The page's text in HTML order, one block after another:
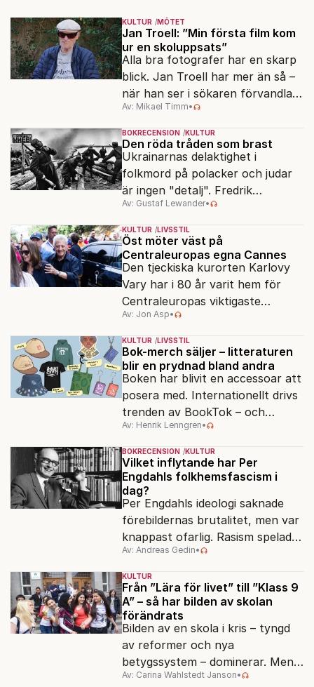
KULTUR MÖTET
Jan Troell: ”Min första film kom
ur en skoluppsats”
Alla bra fotografer har en skarp
blick. Jan Troell har mer än så –
när han ser i sökaren förvandlas
vardagen till underverk. Fyllda 95
gör han en ny film.
Av: Mikael Timm•
BOKRECENSION KULTUR
Den röda tråden som brast
Ukrainarnas delaktighet i
folkmord på polacker och judar
är ingen "detalj". Fredrik
Segerfeldts iver att skildra den
ryska imperialismen leder till en
förenklad bild av historien.
Av: Gustaf Lewander•
KULTUR LIVSSTIL
Öst möter väst på
Centraleuropas egna Cannes
Den tjeckiska kurorten Karlovy
Vary har i 80 år varit hem för
Centraleuropas viktigaste
filmfestival – en plats där
Hollywoodglans möter
egensinnighet.
Av: Jon Asp•
KULTUR LIVSSTIL
Bok-merch säljer – litteraturen
blir en prydnad bland andra
Boken har blivit en accessoar att
posera med. Internationellt drivs
trenden av BookTok – och
förlagen följer efter.
Av: Henrik Lenngren•
BOKRECENSION KULTUR
Vilket inflytande har Per
Engdahls folkhemsfascism i
dag?
Per Engdahls ideologi saknade
förebildernas brutalitet, men var
knappast ofarlig. Rasism spelades
ned i förmån för "kultur". Känns
det igen?
Av: Andreas Gedin•
KULTUR
Från ”Lära för livet” till ”Klass 9
A” – så har bilden av skolan
förändrats
Bilden av en skola i kris – tyngd
av reformer och nya
betygssystem – dominerar. Men
vem äger berättelsen om skolan?
Av: Carina Wahlstedt Janson•